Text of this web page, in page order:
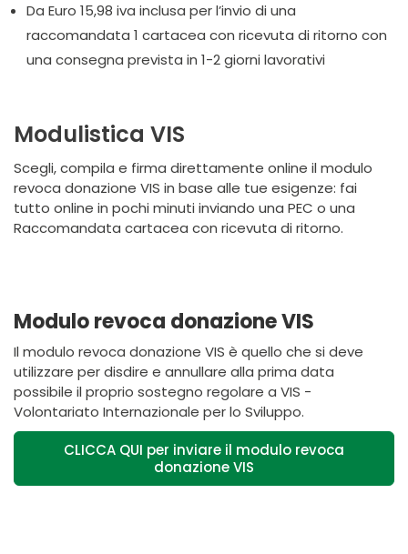
Da Euro 15,98 iva inclusa per l’invio di una
raccomandata 1 cartacea con ricevuta di ritorno con
una consegna prevista in 1-2 giorni lavorativi
Modulistica VIS
Scegli, compila e firma direttamente online il modulo
revoca donazione VIS in base alle tue esigenze: fai
tutto online in pochi minuti inviando una PEC o una
Raccomandata cartacea con ricevuta di ritorno.
Modulo revoca donazione VIS
Il modulo revoca donazione VIS è quello che si deve
utilizzare per disdire e annullare alla prima data
possibile il proprio sostegno regolare a VIS -
Volontariato Internazionale per lo Sviluppo.
CLICCA QUI per inviare il modulo revoca
donazione VIS